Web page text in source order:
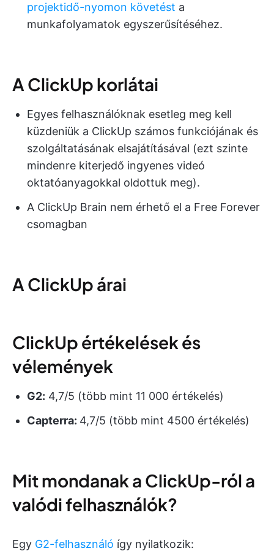
projektidő-nyomon követést a
munkafolyamatok egyszerűsítéséhez.
A ClickUp korlátai
Egyes felhasználóknak esetleg meg kell
küzdeniük a ClickUp számos funkciójának és
szolgáltatásának elsajátításával (ezt szinte
mindenre kiterjedő ingyenes videó
oktatóanyagokkal oldottuk meg).
A ClickUp Brain nem érhető el a Free Forever
csomagban
A ClickUp árai
ClickUp értékelések és
vélemények
G2: 4,7/5 (több mint 11 000 értékelés)
Capterra: 4,7/5 (több mint 4500 értékelés)
Mit mondanak a ClickUp-ról a
valódi felhasználók?
Egy G2-felhasználó így nyilatkozik: